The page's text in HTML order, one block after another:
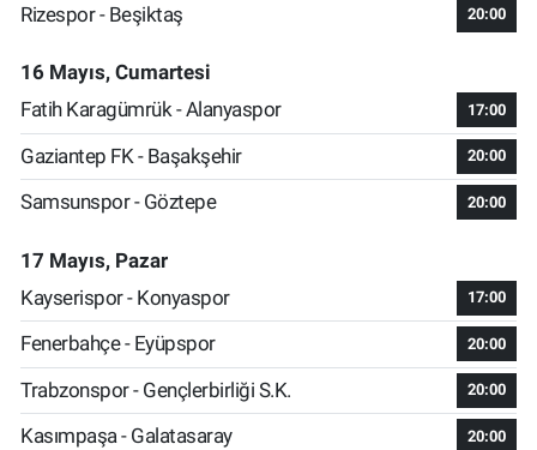
Rizespor - Beşiktaş
20:00
16 Mayıs, Cumartesi
Fatih Karagümrük - Alanyaspor
17:00
Gaziantep FK - Başakşehir 20:00
Samsunspor - Göztepe 20:00
17 Mayıs, Pazar
Kayserispor - Konyaspor
17:00
Fenerbahçe - Eyüpspor 20:00
Trabzonspor - Gençlerbirliği S.K. 20:00
Kasımpaşa - Galatasaray 20:00